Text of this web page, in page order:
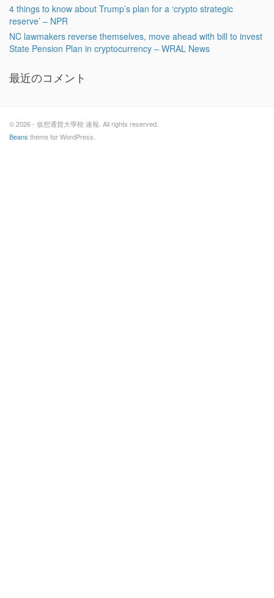
4 things to know about Trump’s plan for a ‘crypto strategic
reserve’ – NPR
NC lawmakers reverse themselves, move ahead with bill to invest
State Pension Plan in cryptocurrency – WRAL News
最近のコメント
© 2026 - 仮想通貨大學校 速報. All rights reserved.
Beans theme for WordPress.